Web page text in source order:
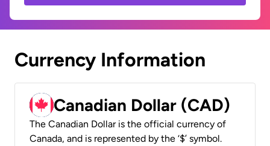
Currency Information
Canadian Dollar (CAD)
The Canadian Dollar is the official currency of
Canada, and is represented by the ‘$’ symbol.